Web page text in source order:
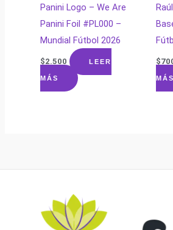
Panini Logo – We Are
Panini Foil #PL000 –
Mundial Fútbol 2026
$2.500 LEER
MÁS
$
MÁS